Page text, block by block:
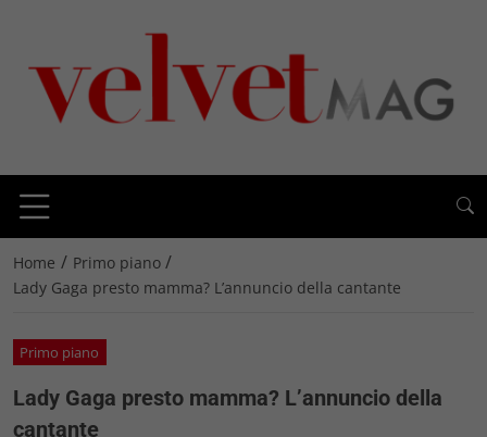
Home / Primo piano /
Lady Gaga presto mamma? L’annuncio della cantante
Primo piano
Lady Gaga presto mamma? L’annuncio della
cantante